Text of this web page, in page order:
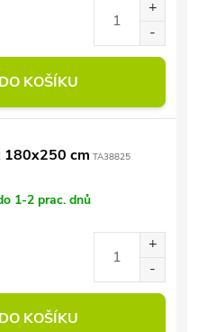
KOŠÍKU
180x250 cm TA38825
1-2 prac. dnů
KOŠÍKU